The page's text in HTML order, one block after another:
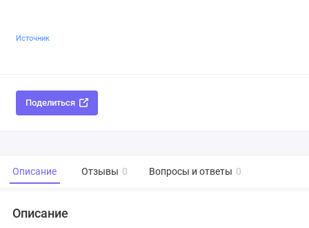
Источник
Поделиться
Описание Отзывы 0 Вопросы и ответы 0
Описание